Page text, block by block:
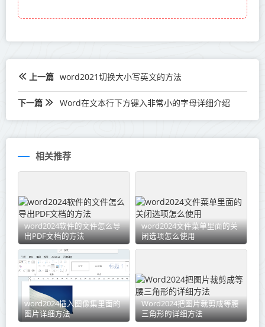
上一篇 word2021切换大小写英文的方法
下一篇 Word在文本行下方键入非常小的字母详细介绍
相关推荐
word2024软件的文件怎么导
出PDF文档的方法
word2024文件菜单里面的关
闭选项怎么使用
word2024插入图像集里面的
图片详细方法
Word2024把图片裁剪成等腰
三角形的详细方法